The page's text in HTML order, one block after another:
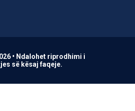
• Ndalohet riprodhimi i
së kësaj faqeje.